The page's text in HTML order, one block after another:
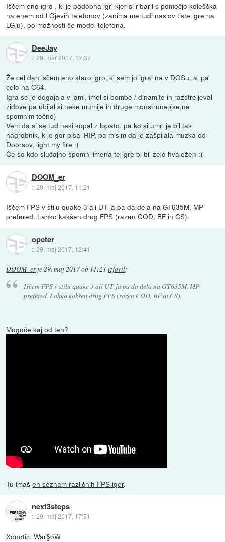
Iščem eno igro , ki je podobna igri kjer si ribaril s pomočjo koleščka
na enem od LGjevih telefonov (zanima me tudi naslov tiste igre na
LGju), po možnosti še model telefona.
DeeJay
::29. mar 2017, 17:37
Že cel dan iščem eno staro igro, ki sem jo igral na v DOSu, al pa
celo na C64.
Igra se je dogajala v jami, imel si bombe / dinamite in razstreljeval
zidove pa ubijal si neke mumije in druge monstrune (se ne
spomnim točno)
Vem da si se tud neki kopal z lopato, pa ko si umrl je bil tak
nagrobnik, k je gor pisal RIP, pa mislm da je zašpilala muzka od
Doorsov, light my fire :)
Če se kdo slučajno spomni imena te igre bi bil zelo hvaležen :)
DOOM_er
::29. maj 2017, 11:21
Iščem FPS v stilu quake 3 ali UT-ja pa da dela na GT635M, MP
prefered. Lahko kakšen drug FPS (razen COD, BF in CS).
opeter
::29. maj 2017, 12:41
DOOM_erje29. maj 2017 ob 11:21 izjavil:
Iščem FPS v stilu quake 3 ali UT-ja pa da dela na GT635M, MP
prefered. Lahko kakšen drug FPS (razen COD, BF in CS).
Mogoče kaj od teh?
Tu imašen seznam različnih FPS iger.
next3steps
::29. maj 2017, 17:51
Xonotic, War§oW